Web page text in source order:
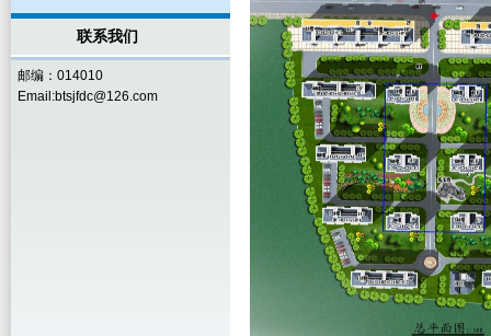
联系我们
邮编：014010
Email:btsjfdc@126.com